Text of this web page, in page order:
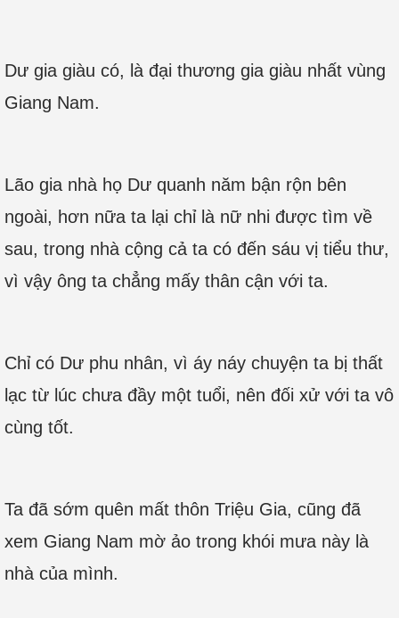
Dư gia giàu có, là đại thương gia giàu nhất vùng
Giang Nam.
Lão gia nhà họ Dư quanh năm bận rộn bên
ngoài, hơn nữa ta lại chỉ là nữ nhi được tìm về
sau, trong nhà cộng cả ta có đến sáu vị tiểu thư,
vì vậy ông ta chẳng mấy thân cận với ta.
Chỉ có Dư phu nhân, vì áy náy chuyện ta bị thất
lạc từ lúc chưa đầy một tuổi, nên đối xử với ta vô
cùng tốt.
Ta đã sớm quên mất thôn Triệu Gia, cũng đã
xem Giang Nam mờ ảo trong khói mưa này là
nhà của mình.